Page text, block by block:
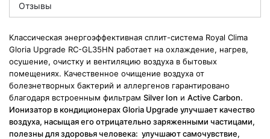
Отзывы
Классическая энергоэффективная сплит-система Royal Clima
Gloria Upgrade RC-GL35HN работает на охлаждение, нагрев,
осушение, очистку и вентиляцию воздуха в бытовых
помещениях. Качественное очищение воздуха от
болезнетворных бактерий и аллергенов гарантировано
благодаря встроенным фильтрам Silver Ion и Active Carbon.
Ионизатор в кондиционерах Gloria Upgrade улучшает качество
воздуха, насыщая его отрицательно заряженными частицами,
полезны для здоровья человека: улучшают самочувствие,